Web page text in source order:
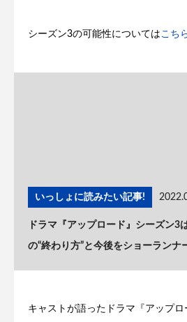
シーズン3の可能性についてはこち
いっしょに読みたい記事!
ドラマ『アップロード』シーズン3
の“終わり方”と今後をショーランナ
キャストが語ったドラマ『アップ